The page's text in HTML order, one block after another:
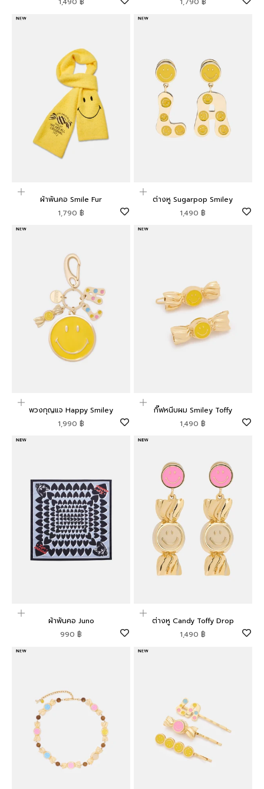
เพิ่มลงในตะกร้าสินค้า
ผ้าพันคอ Smile Fur
ราคาโปรโมชัน
1,790 ฿
เพิ่มลงในตะกร้าสินค้า
ต่างหู Sugarpop Smiley
ราคาโปรโมชัน
1,490 ฿
เพิ่มลงในตะกร้าสินค้า
พวงกุญแจ Happy Smiley
ราคาโปรโมชัน
1,990 ฿
เพิ่มลงในตะกร้าสินค้า
กิ๊ฟหนีบผม Smiley Toffy
ราคาโปรโมชัน
1,490 ฿
เพิ่มลงในตะกร้าสินค้า
ผ้าพันคอ Juno
ราคาโปรโมชัน
990 ฿
เพิ่มลงในตะกร้าสินค้า
ต่างหู Candy Toffy Drop
ราคาโปรโมชัน
1,490 ฿